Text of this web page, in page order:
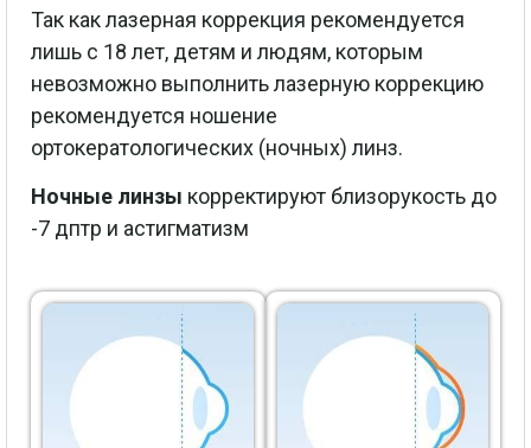
Так как лазерная коррекция рекомендуется
лишь с 18 лет, детям и людям, которым
невозможно выполнить лазерную коррекцию
рекомендуется ношение
ортокератологических (ночных) линз.
Ночные линзы корректируют близорукость до
-7 дптр и астигматизм